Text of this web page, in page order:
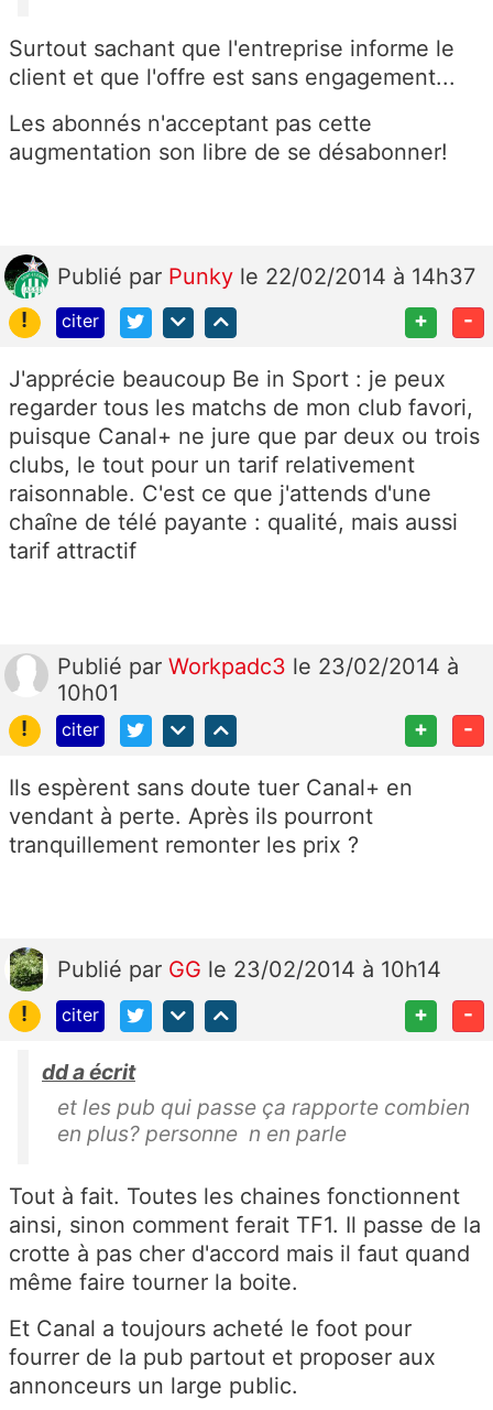
Surtout sachant que l'entreprise informe le
client et que l'offre est sans engagement...
Les abonnés n'acceptant pas cette
augmentation son libre de se désabonner!
Publié par Punky le 22/02/2014 à 14h37
!
citer + -
J'apprécie beaucoup Be in Sport : je peux
regarder tous les matchs de mon club favori,
puisque Canal+ ne jure que par deux ou trois
clubs, le tout pour un tarif relativement
raisonnable. C'est ce que j'attends d'une
chaîne de télé payante : qualité, mais aussi
tarif attractif
Publié par Workpadc3 le 23/02/2014 à
10h01
!
citer + -
Ils espèrent sans doute tuer Canal+ en
vendant à perte. Après ils pourront
tranquillement remonter les prix ?
Publié par GG le 23/02/2014 à 10h14
!
citer + -
dd a écrit
et les pub qui passe ça rapporte combien
en plus? personne n en parle
Tout à fait. Toutes les chaines fonctionnent
ainsi, sinon comment ferait TF1. Il passe de la
crotte à pas cher d'accord mais il faut quand
même faire tourner la boite.
Et Canal a toujours acheté le foot pour
fourrer de la pub partout et proposer aux
annonceurs un large public.